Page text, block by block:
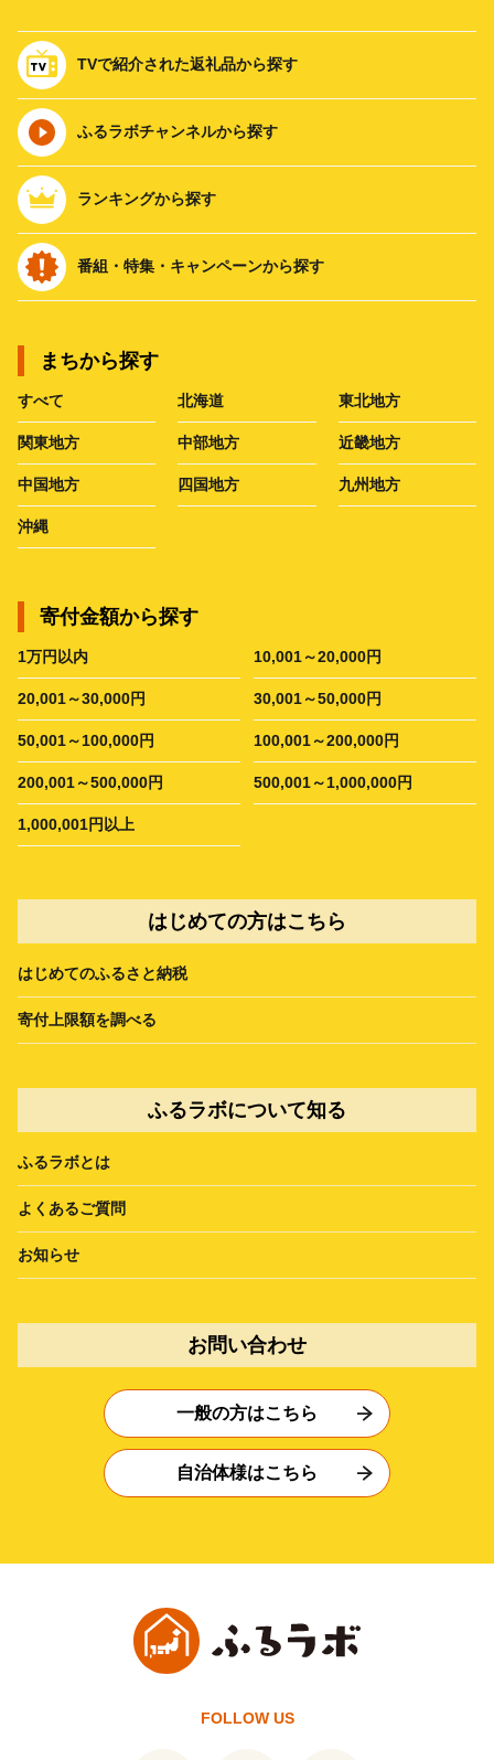
TVで紹介された返礼品から探す
ふるラボチャンネルから探す
ランキングから探す
番組・特集・キャンペーンから探す
まちから探す
すべて 北海道 東北地方
関東地方 中部地方 近畿地方
中国地方 四国地方 九州地方
沖縄
寄付金額から探す
1万円以内 10,001～20,000円
20,001～30,000円 30,001～50,000円
50,001～100,000円 100,001～200,000円
200,001～500,000円 500,001～1,000,000円
1,000,001円以上
はじめての方はこちら
はじめてのふるさと納税
寄付上限額を調べる
ふるラボについて知る
ふるラボとは
よくあるご質問
お知らせ
お問い合わせ
一般の方はこちら
自治体様はこちら
FOLLOW US